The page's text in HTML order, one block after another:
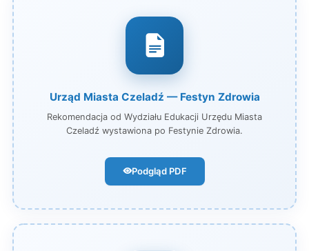
Urząd Miasta Czeladź — Festyn Zdrowia
Rekomendacja od Wydziału Edukacji Urzędu Miasta
Czeladź wystawiona po Festynie Zdrowia.
Podgląd PDF